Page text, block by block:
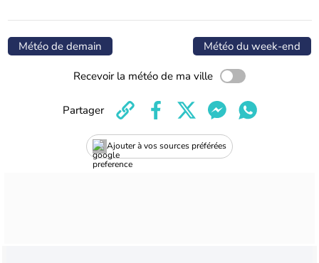
Météo de demain Météo du week-end
Recevoir la météo de ma ville
Ajouter à vos sources préférées
Partager